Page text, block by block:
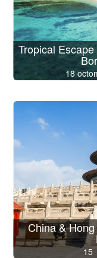
Tropical
18
China &
15